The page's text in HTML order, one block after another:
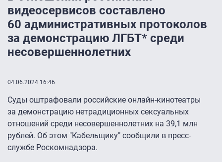
видеосервисов составлено
60 административных протоколов
за демонстрацию ЛГБТ* среди
несовершеннолетних
04.06.2024 16:46
Суды оштрафовали российские онлайн-кинотеатры
за демонстрацию нетрадиционных сексуальных
отношений среди несовершеннолетних на 39,1 млн
рублей. Об этом "Кабельщику" сообщили в пресс-
службе Роскомнадзора.